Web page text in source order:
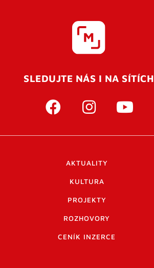
SLEDUJTE NÁS I NA SÍTÍCH
AKTUALITY
KULTURA
PROJEKTY
ROZHOVORY
CENÍK INZERCE